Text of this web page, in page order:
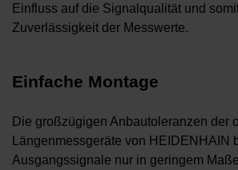
Einfluss auf die Signalqualität und
Zuverlässigkeit der Messwerte.
Einfache Montage
Die großzügigen Anbautoleranzen der
Längenmessgeräte von HEIDENHAIN
Ausgangssignale nur in geringem